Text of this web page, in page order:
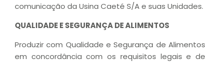
comunicação da Usina Caeté S/A e suas Unidades.
QUALIDADE E SEGURANÇA DE ALIMENTOS
Produzir com Qualidade e Segurança de Alimentos
em concordância com os requisitos legais e de